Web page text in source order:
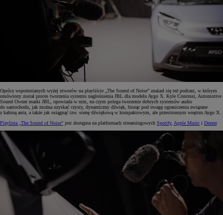
Oprócz wspomnianych wyżej utworów na playliście „The Sound of Noise” znalazł się też podcast, w którym
omówiony został proces tworzenia systemu nagłośnienia JBL dla modelu Aygo X. Kyle Concessi, Automotive
Sound Owner marki JBL, opowiada w nim, na czym polega tworzenie dobrych systemów audio
do samochodu, jak można uzyskać czysty, dynamiczny dźwięk, biorąc pod uwagę ograniczenia związane
z kabiną auta, a także jak osiągnąć tzw. scenę dźwiękową w kompaktowym, ale przestronnym wnętrzu Aygo X.
Playlista „The Sound of Noise” jest dostępna na platformach streamingowych Spotify, Apple Music i Deezer.